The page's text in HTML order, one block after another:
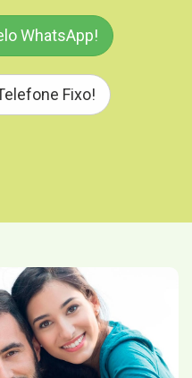
WhatsApp!
Fixo!